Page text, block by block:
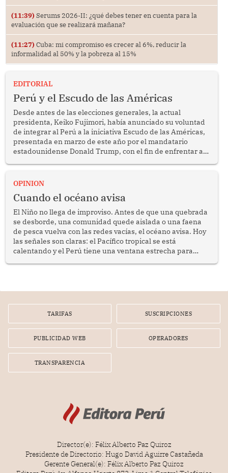
(11:39) Serums 2026-II: ¿qué debes tener en cuenta para la
evaluación que se realizará mañana?
(11:27) Cuba: mi compromiso es crecer al 6%, reducir la
informalidad al 50% y la pobreza al 15%
EDITORIAL
Perú y el Escudo de las Américas
Desde antes de las elecciones generales, la actual
presidenta, Keiko Fujimori, había anunciado su voluntad
de integrar al Perú a la iniciativa Escudo de las Américas,
presentada en marzo de este año por el mandatario
estadounidense Donald Trump, con el fin de enfrentar al
OPINION
Cuando el océano avisa
El Niño no llega de improviso. Antes de que una quebrada
se desborde, una comunidad quede aislada o una faena
de pesca vuelva con las redes vacías, el océano avisa. Hoy
las señales son claras: el Pacífico tropical se está
calentando y el Perú tiene una ventana estrecha para
TARIFAS SUSCRIPCIONES
PUBLICIDAD WEB OPERADORES
TRANSPARENCIA
Director(e): Félix Alberto Paz Quiroz
Presidente de Directorio: Hugo David Aguirre Castañeda
Gerente General(e): Félix Alberto Paz Quiroz